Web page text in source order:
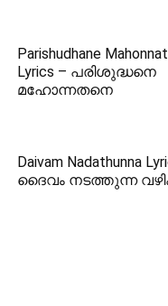
Parishudhane
Lyrics – പരിശുദ്ധനെ
മഹോന്നതനെ
Daivam Nadathunna
ദൈവം നടത്തുന്ന